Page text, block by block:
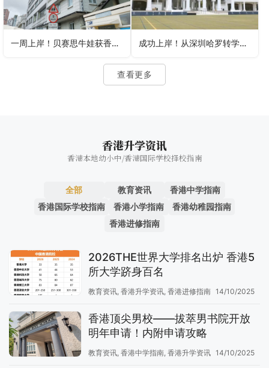
一周上岸！贝赛思牛娃获香港英基沙田书院录取，靠的竟是这个法宝 成功上岸！从深圳哈罗转学香港哈罗国际学校，候补转正拿下Offer！
查看更多
香港升学资讯
香港本地幼小中/香港国际学校择校指南
全部 教育资讯
香港中学指南
香港国际学校指南
香港小学指南
香港幼稚园指南
香港进修指南
2026THE世界大学排名出炉 香港5
所大学跻身百名
教育资讯, 香港升学资讯, 香港进修指南 14/10/2025
香港顶尖男校——拔萃男书院开放
明年申请！内附申请攻略
教育资讯, 香港中学指南, 香港升学资讯 14/10/2025